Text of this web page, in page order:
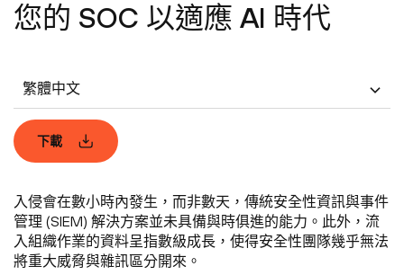
您的 SOC 以適應 AI 時代
繁體中文
下載
入侵會在數小時內發生，而非數天，傳統安全性資訊與事件
管理 (SIEM) 解決方案並未具備與時俱進的能力。此外，流
入組織作業的資料呈指數級成長，使得安全性團隊幾乎無法
將重大威脅與雜訊區分開來。